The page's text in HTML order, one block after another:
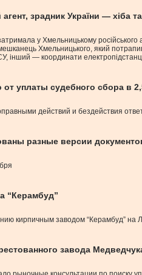
зрадник України — хіба
у Хмельницькому
Хмельницького, який
інший — координати
уплаты судебного сбора в
действий и бездействия
разные версии
“Керамбуд”
кирпичным заводом “Керамбуд” на
завода